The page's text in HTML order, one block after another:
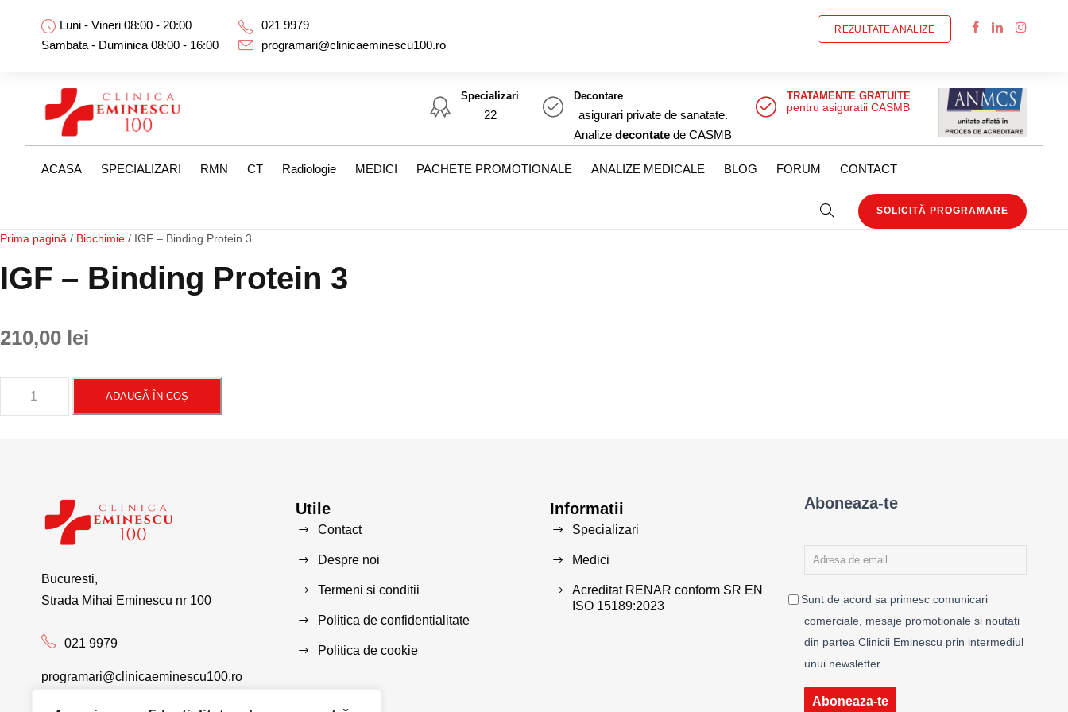
Luni - Vineri 08:00 - 20:00
Sambata - Duminica 08:00 - 16:00
021 9979
programari@clinicaeminescu100.ro
REZULTATE ANALIZE
Specializari
22
Decontare
asigurari private de sanatate.
Analize decontate de CASMB
TRATAMENTE GRATUITE
pentru asiguratii CASMB
ACASA SPECIALIZARI RMN CT Radiologie MEDICI PACHETE PROMOTIONALE ANALIZE MEDICALE BLOG FORUM CONTACT
SOLICITĂ PROGRAMARE
Prima pagină / Biochimie / IGF – Binding Protein 3
IGF – Binding Protein 3
210,00 lei
ADAUGĂ ÎN COȘ
Bucuresti,
Strada Mihai Eminescu nr 100
021 9979
programari@clinicaeminescu100.ro
Utile
Contact
Despre noi
Termeni si conditii
Politica de confidentialitate
Politica de cookie
Informatii
Specializari
Medici
Acreditat RENAR conform SR EN
ISO 15189:2023
Aboneaza-te
Sunt de acord sa primesc comunicari
comerciale, mesaje promotionale si noutati
din partea Clinicii Eminescu prin intermediul
unui newsletter.
Aboneaza-te